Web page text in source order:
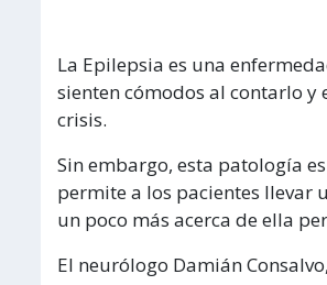
La Epilepsia es una
sienten cómodos al contarlo
crisis.
Sin embargo, esta patología
permite a los pacientes llevar
un poco más acerca de ella
El neurólogo Damián